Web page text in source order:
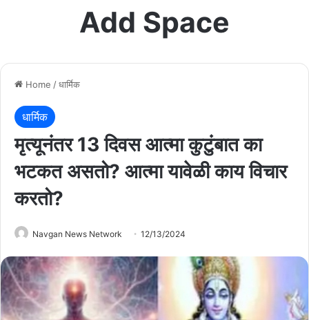
Add Space
Home /धार्मिक
धार्मिक
मृत्यूनंतर 13 दिवस आत्मा कुटुंबात का
भटकत असतो? आत्मा यावेळी काय विचार
करतो?
Navgan News Network 12/13/2024